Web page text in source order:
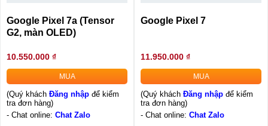
Google Pixel 7a (Tensor
G2, màn OLED)
10.550.000 ₫
MUA
(Quý khách Đăng nhập để kiểm
tra đơn hàng)
- Chat online: Chat Zalo
Google Pixel 7
11.950.000 ₫
MUA
(Quý khách Đăng nhập để kiểm
tra đơn hàng)
- Chat online: Chat Zalo